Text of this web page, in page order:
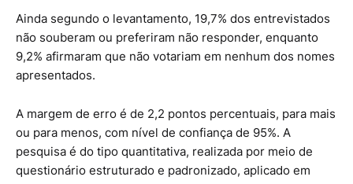
Ainda segundo o levantamento, 19,7% dos entrevistados
não souberam ou preferiram não responder, enquanto
9,2% afirmaram que não votariam em nenhum dos nomes
apresentados.
A margem de erro é de 2,2 pontos percentuais, para mais
ou para menos, com nível de confiança de 95%. A
pesquisa é do tipo quantitativa, realizada por meio de
questionário estruturado e padronizado, aplicado em